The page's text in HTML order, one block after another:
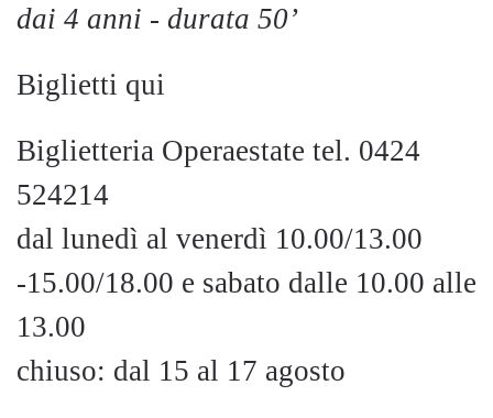
dai 4 anni - durata 50’
Biglietti qui
Biglietteria Operaestate tel. 0424
524214
dal lunedì al venerdì 10.00/13.00
-15.00/18.00 e sabato dalle 10.00 alle
13.00
chiuso: dal 15 al 17 agosto